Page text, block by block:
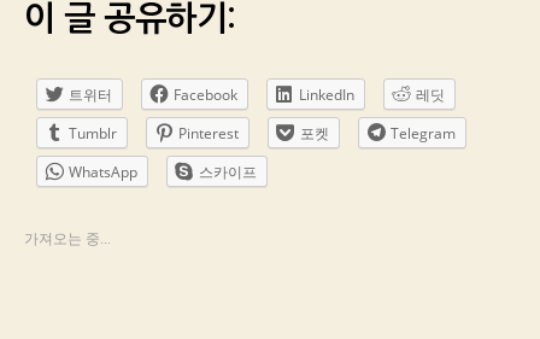
이 글 공유하기:
트위터 Facebook LinkedIn
레딧
Tumblr
Pinterest 포켓
Telegram
WhatsApp
스카이프
가져오는 중...